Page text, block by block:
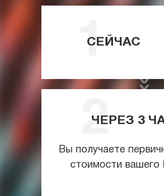
СЕЙЧАС
ЧЕРЕЗ 3
Вы получаете
стоимости вашего